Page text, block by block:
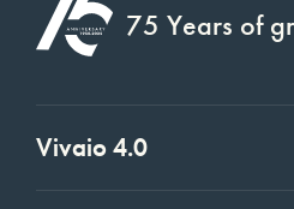
75 Years of
Vivaio 4.0